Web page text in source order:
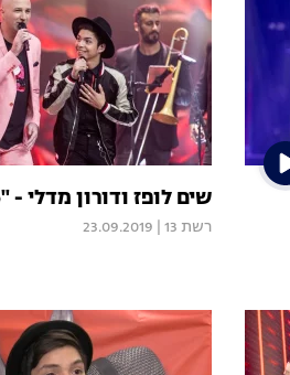
שים לופז ודורון מדלי - "Bailando"
רשת 13 23.09.2019